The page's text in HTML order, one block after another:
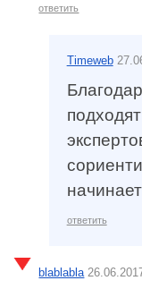
ответить
Timeweb
ответить
blablabla